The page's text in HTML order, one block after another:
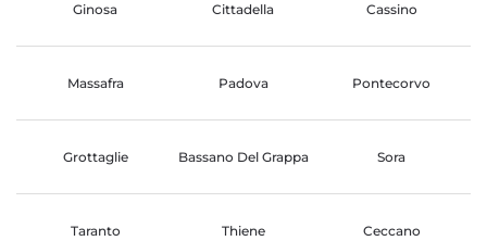
Ginosa Cittadella Cassino
Massafra Padova Pontecorvo
Grottaglie Bassano Del Grappa Sora
Taranto Thiene Ceccano